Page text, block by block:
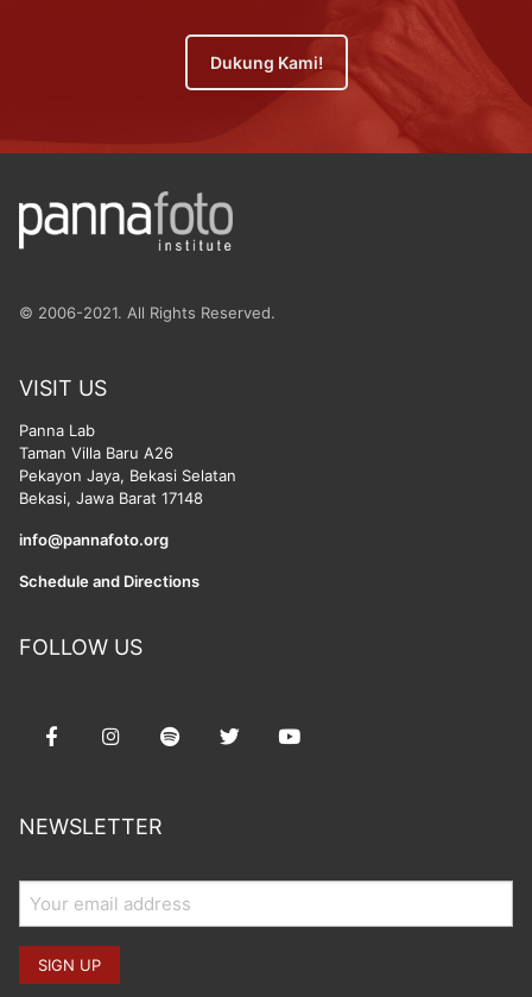
Dukung Kami!
© 2006-2021. All Rights Reserved.
VISIT US
Panna Lab
Taman Villa Baru A26
Pekayon Jaya, Bekasi Selatan
Bekasi, Jawa Barat 17148
info@pannafoto.org
Schedule and Directions
FOLLOW US
NEWSLETTER